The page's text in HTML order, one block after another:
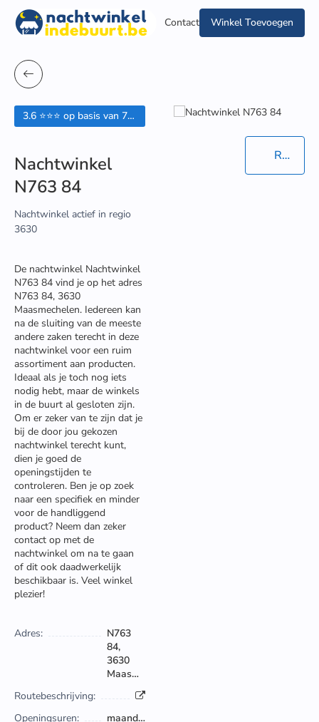
Contact Winkel Toevoegen
Routebeschrijving in Google Maps
3.6 ⭐⭐⭐ op basis van 7 beoordelingen
Nachtwinkel
N763 84
Nachtwinkel actief in regio
3630
De nachtwinkel Nachtwinkel
N763 84 vind je op het adres
N763 84, 3630
Maasmechelen. Iedereen kan
na de sluiting van de meeste
andere zaken terecht in deze
nachtwinkel voor een ruim
assortiment aan producten.
Ideaal als je toch nog iets
nodig hebt, maar de winkels
in de buurt al gesloten zijn.
Om er zeker van te zijn dat je
bij de door jou gekozen
nachtwinkel terecht kunt,
dien je goed de
openingstijden te
controleren. Ben je op zoek
naar een specifiek en minder
voor de handliggend
product? Neem dan zeker
contact op met de
nachtwinkel om na te gaan
of dit ook daadwerkelijk
beschikbaar is. Veel winkel
plezier!
Adres:
N763
84,
3630
Maasmechelen
Routebeschrijving:
Openingsuren:
maandag: